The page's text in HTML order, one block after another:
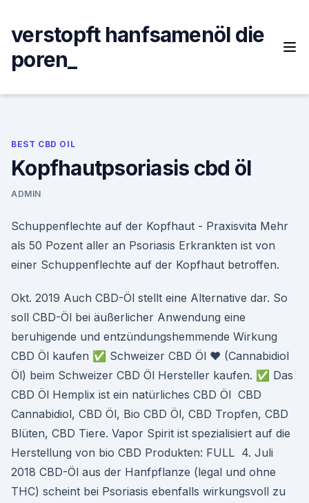
content
verstopft hanfsamenöl die
poren_
BEST CBD OIL
Kopfhautpsoriasis cbd öl
ADMIN
Schuppenflechte auf der Kopfhaut - Praxisvita Mehr
als 50 Pozent aller an Psoriasis Erkrankten ist von
einer Schuppenflechte auf der Kopfhaut betroffen.
Okt. 2019 Auch CBD-Öl stellt eine Alternative dar. So
soll CBD-Öl bei äußerlicher Anwendung eine
beruhigende und entzündungshemmende Wirkung
CBD Öl kaufen ✅ Schweizer CBD Öl ❤ (Cannabidiol
Öl) beim Schweizer CBD Öl Hersteller kaufen. ✅ Das
CBD Öl Hemplix ist ein natürliches CBD Öl CBD
Cannabidiol, CBD Öl, Bio CBD Öl, CBD Tropfen, CBD
Blüten, CBD Tiere. Vapor Spirit ist spezialisiert auf die
Herstellung von bio CBD Produkten: FULL 4. Juli
2018 CBD-Öl aus der Hanfpflanze (legal und ohne
THC) scheint bei Psoriasis ebenfalls wirkungsvoll zu